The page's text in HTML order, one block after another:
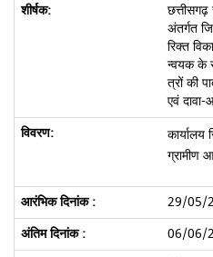
छत्तीसगढ़
अंतर्गत
रिक्त
न्वयक के
त्रों की
एवं
कार्यालय
ग्रामीण
29/05/
06/06/